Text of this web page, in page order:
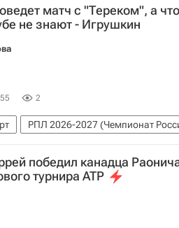
матч с "Тереком", а
не знают - Игрушкин
2
РПЛ 2026-2027 (Чемпионат
победил канадца
турнира ATP